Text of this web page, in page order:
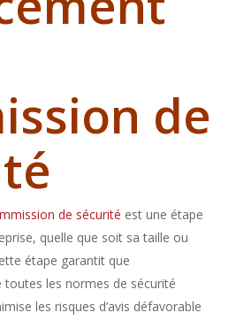
de
de sécurité est une étape
quelle que soit sa taille ou
étape garantit que
toutes les normes de sécurité
les risques d’avis défavorable